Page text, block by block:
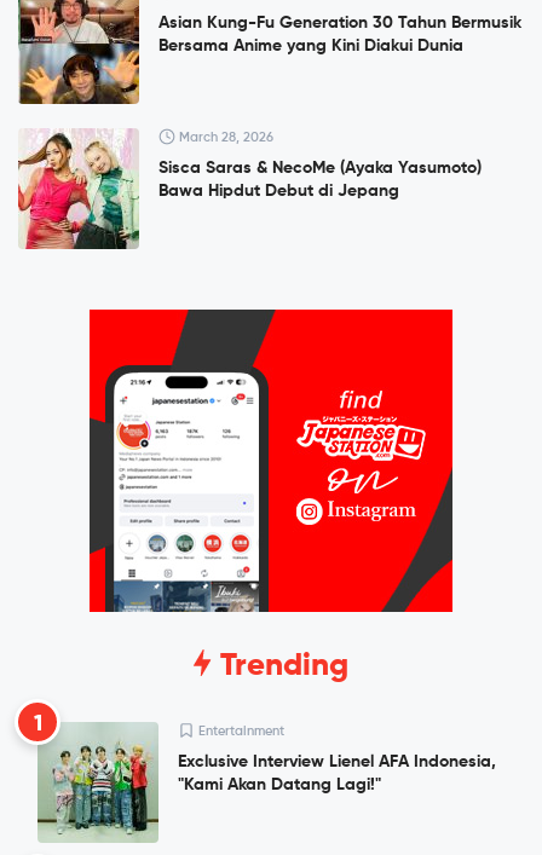
Asian Kung-Fu Generation 30 Tahun Bermusik
Bersama Anime yang Kini Diakui Dunia
March 28, 2026
Sisca Saras & NecoMe (Ayaka Yasumoto)
Bawa Hipdut Debut di Jepang
Trending
1 Entertainment
Exclusive Interview Lienel AFA Indonesia,
"Kami Akan Datang Lagi!"